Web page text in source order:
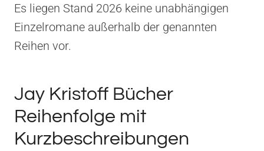
Es liegen Stand 2026 keine unabhängigen
Einzelromane außerhalb der genannten
Reihen vor.
Jay Kristoff Bücher
Reihenfolge mit
Kurzbeschreibungen